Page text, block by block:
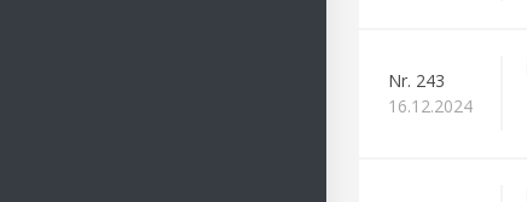
Nr. 243
16.12.2024